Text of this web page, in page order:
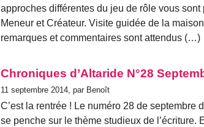
approches différentes du jeu de rôle vous sont
Meneur et Créateur. Visite guidée de la
remarques et commentaires sont attendus (…)
Chroniques d’Altaride N°28
11 septembre 2014, par Benoît
C’est la rentrée ! Le numéro 28 de septembre
se penche sur le thème studieux de l’écriture.